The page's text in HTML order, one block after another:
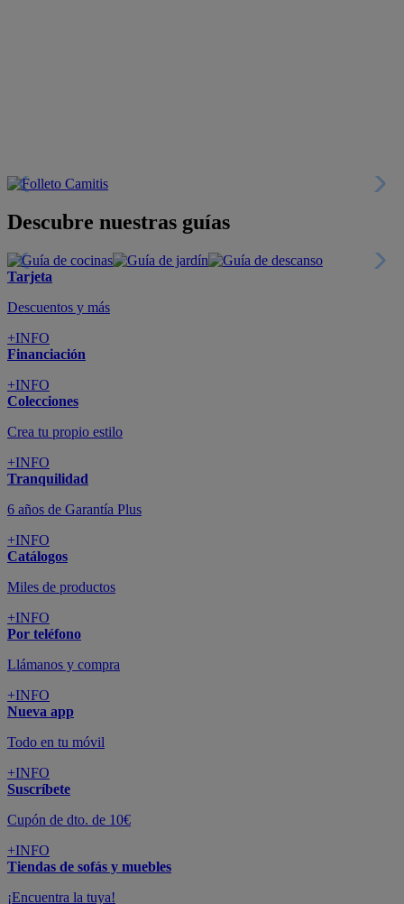
Descubre nuestras guías
Tarjeta
Descuentos y más
+INFO
Financiación
+INFO
Colecciones
Crea tu propio estilo
+INFO
Tranquilidad
6 años de Garantía Plus
+INFO
Catálogos
Miles de productos
+INFO
Por teléfono
Llámanos y compra
+INFO
Nueva app
Todo en tu móvil
+INFO
Suscríbete
Cupón de dto. de 10€
+INFO
Tiendas de sofás y muebles
¡Encuentra la tuya!